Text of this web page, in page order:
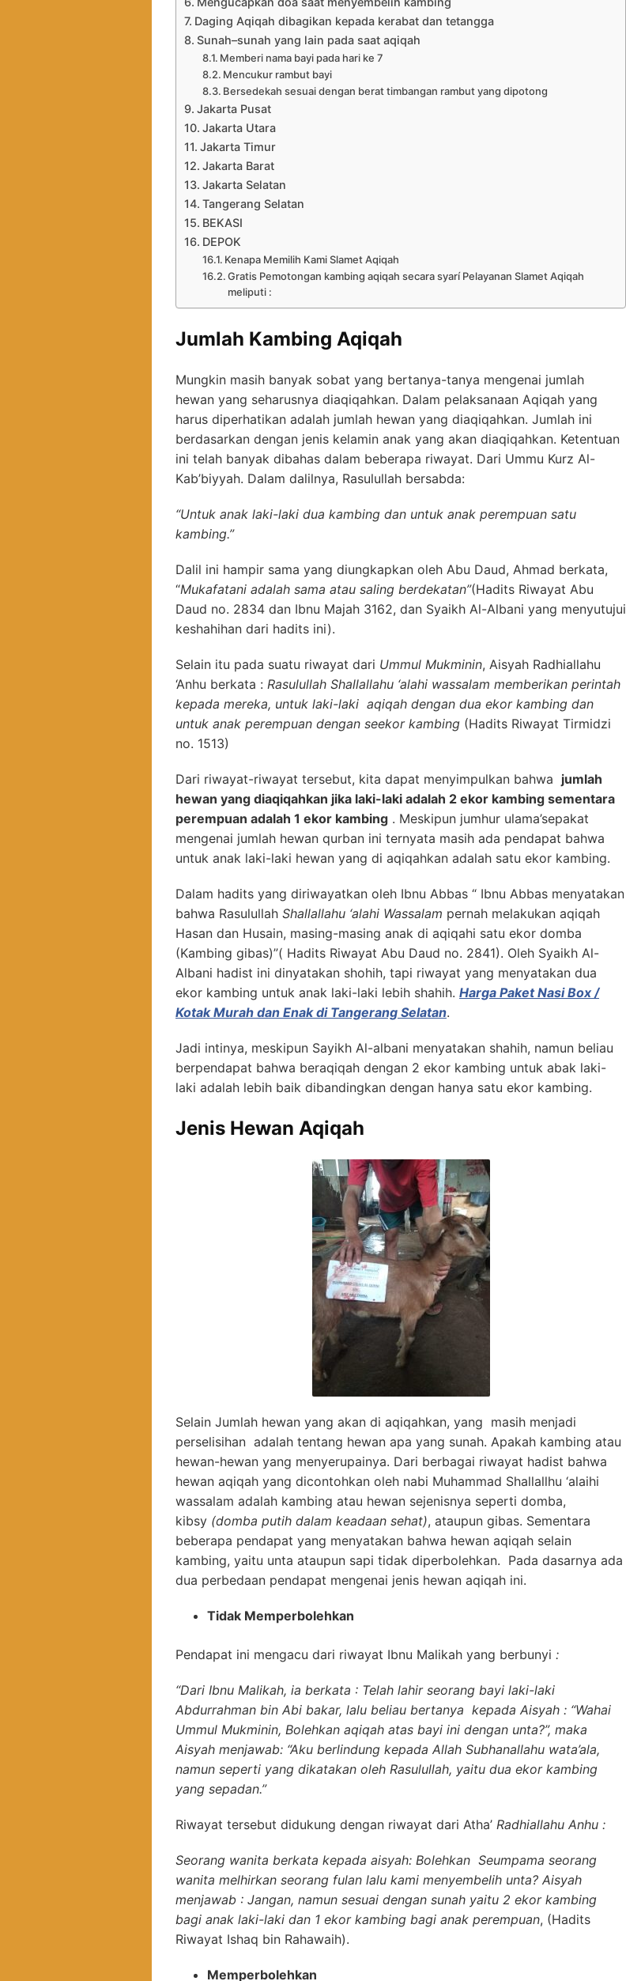
Daging Aqiqah dibagikan kepada kerabat dan tetangga
Sunah–sunah yang lain pada saat aqiqah
Memberi nama bayi pada hari ke 7
Mencukur rambut bayi
Bersedekah sesuai dengan berat timbangan rambut yang dipotong
Jakarta Pusat
Jakarta Utara
Jakarta Timur
Jakarta Barat
Jakarta Selatan
Tangerang Selatan
BEKASI
DEPOK
Kenapa Memilih Kami Slamet Aqiqah
Gratis Pemotongan kambing aqiqah secara syarí Pelayanan Slamet Aqiqah
meliputi :
Jumlah Kambing Aqiqah
Mungkin masih banyak sobat yang bertanya-tanya mengenai jumlah
hewan yang seharusnya diaqiqahkan. Dalam pelaksanaan Aqiqah yang
harus diperhatikan adalah jumlah hewan yang diaqiqahkan. Jumlah ini
berdasarkan dengan jenis kelamin anak yang akan diaqiqahkan. Ketentuan
ini telah banyak dibahas dalam beberapa riwayat. Dari Ummu Kurz Al-
Kab’biyyah. Dalam dalilnya, Rasulullah bersabda:
“Untuk anak laki-laki dua kambing dan untuk anak perempuan satu
kambing.”
Dalil ini hampir sama yang diungkapkan oleh Abu Daud, Ahmad berkata,
“Mukafatani adalah sama atau saling berdekatan”(Hadits Riwayat Abu
Daud no. 2834 dan Ibnu Majah 3162, dan Syaikh Al-Albani yang menyutujui
keshahihan dari hadits ini).
Selain itu pada suatu riwayat dari Ummul Mukminin, Aisyah Radhiallahu
‘Anhu berkata : Rasulullah Shallallahu ‘alahi wassalam memberikan perintah
kepada mereka, untuk laki-laki aqiqah dengan dua ekor kambing dan
untuk anak perempuan dengan seekor kambing (Hadits Riwayat Tirmidzi
no. 1513)
Dari riwayat-riwayat tersebut, kita dapat menyimpulkan bahwa jumlah
hewan yang diaqiqahkan jika laki-laki adalah 2 ekor kambing sementara
perempuan adalah 1 ekor kambing . Meskipun jumhur ulama’sepakat
mengenai jumlah hewan qurban ini ternyata masih ada pendapat bahwa
untuk anak laki-laki hewan yang di aqiqahkan adalah satu ekor kambing.
Dalam hadits yang diriwayatkan oleh Ibnu Abbas “ Ibnu Abbas menyatakan
bahwa Rasulullah Shallallahu ‘alahi Wassalam pernah melakukan aqiqah
Hasan dan Husain, masing-masing anak di aqiqahi satu ekor domba
(Kambing gibas)”( Hadits Riwayat Abu Daud no. 2841). Oleh Syaikh Al-
Albani hadist ini dinyatakan shohih, tapi riwayat yang menyatakan dua
ekor kambing untuk anak laki-laki lebih shahih. Harga Paket Nasi Box /
Kotak Murah dan Enak di Tangerang Selatan.
Jadi intinya, meskipun Sayikh Al-albani menyatakan shahih, namun beliau
berpendapat bahwa beraqiqah dengan 2 ekor kambing untuk abak laki-
laki adalah lebih baik dibandingkan dengan hanya satu ekor kambing.
Jenis Hewan Aqiqah
Selain Jumlah hewan yang akan di aqiqahkan, yang masih menjadi
perselisihan adalah tentang hewan apa yang sunah. Apakah kambing atau
hewan-hewan yang menyerupainya. Dari berbagai riwayat hadist bahwa
hewan aqiqah yang dicontohkan oleh nabi Muhammad Shallallhu ‘alaihi
wassalam adalah kambing atau hewan sejenisnya seperti domba,
kibsy (domba putih dalam keadaan sehat), ataupun gibas. Sementara
beberapa pendapat yang menyatakan bahwa hewan aqiqah selain
kambing, yaitu unta ataupun sapi tidak diperbolehkan. Pada dasarnya ada
dua perbedaan pendapat mengenai jenis hewan aqiqah ini.
Tidak Memperbolehkan
Pendapat ini mengacu dari riwayat Ibnu Malikah yang berbunyi :
“Dari Ibnu Malikah, ia berkata : Telah lahir seorang bayi laki-laki
Abdurrahman bin Abi bakar, lalu beliau bertanya kepada Aisyah : “Wahai
Ummul Mukminin, Bolehkan aqiqah atas bayi ini dengan unta?”, maka
Aisyah menjawab: “Aku berlindung kepada Allah Subhanallahu wata’ala,
namun seperti yang dikatakan oleh Rasulullah, yaitu dua ekor kambing
yang sepadan.”
Riwayat tersebut didukung dengan riwayat dari Atha’ Radhiallahu Anhu :
Seorang wanita berkata kepada aisyah: Bolehkan Seumpama seorang
wanita melhirkan seorang fulan lalu kami menyembelih unta? Aisyah
menjawab : Jangan, namun sesuai dengan sunah yaitu 2 ekor kambing
bagi anak laki-laki dan 1 ekor kambing bagi anak perempuan, (Hadits
Riwayat Ishaq bin Rahawaih).
Memperbolehkan